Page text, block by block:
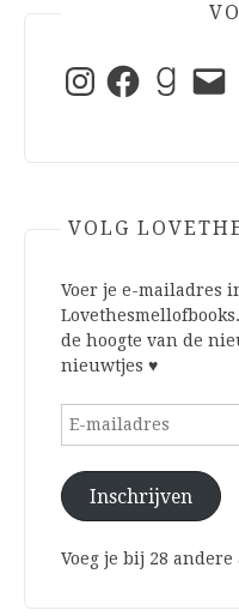
InstagramFacebookGoodreads
E-
mail
VOLG
Voer je e-mailadres
de hoogte van de
nieuwtjes ♥
E-
Inschrijven
Voeg je bij 28 andere